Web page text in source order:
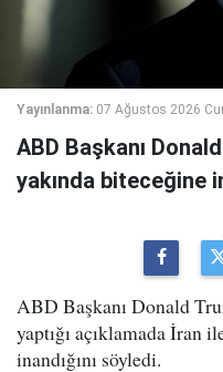
Yayınlanma: 07 Ağustos 2026
ABD Başkanı
yakında biteceğine
ABD Başkanı Donald
yaptığı açıklamada İran
inandığını söyledi.